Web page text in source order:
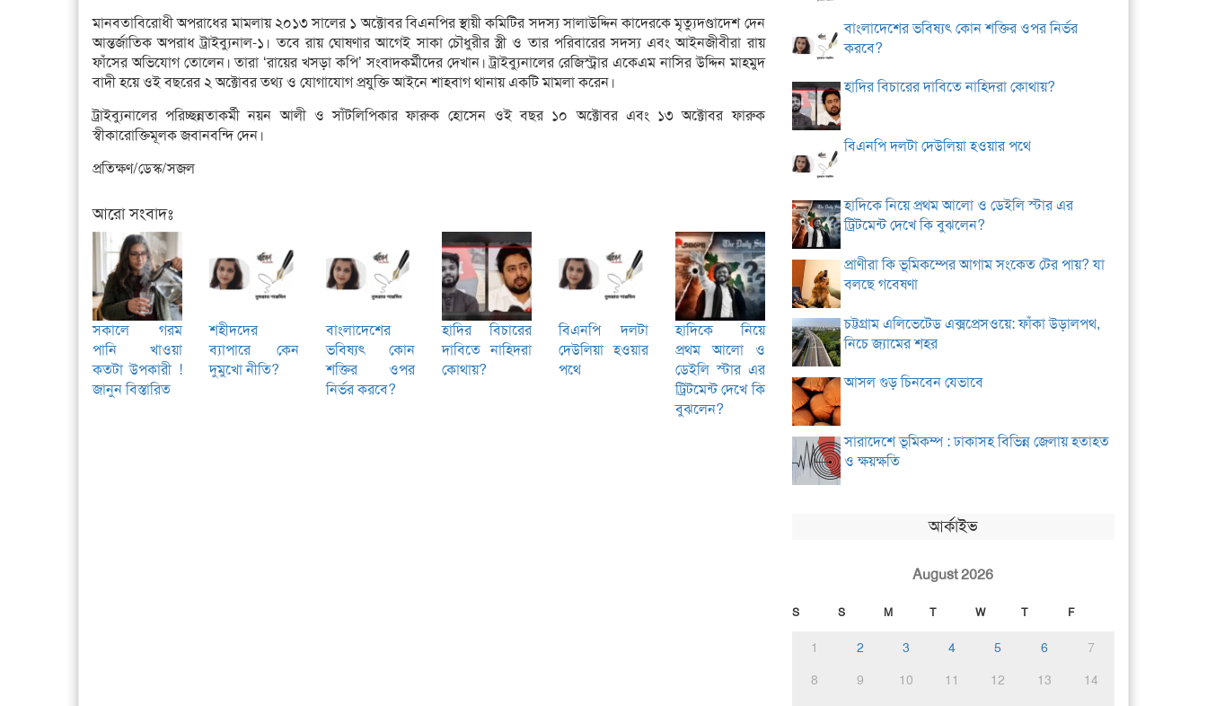
মানবতাবিরোধী অপরাধের মামলায় ২০১৩ সালের ১ অক্টোবর বিএনপির স্থায়ী কমিটির সদস্য সালাউদ্দিন কাদেরকে মৃত্যুদণ্ডাদেশ দেন
আন্তর্জাতিক অপরাধ ট্রাইব্যুনাল-১। তবে রায় ঘোষণার আগেই সাকা চৌধুরীর স্ত্রী ও তার পরিবারের সদস্য এবং আইনজীবীরা রায়
ফাঁসের অভিযোগ তোলেন। তারা ‘রায়ের খসড়া কপি’ সংবাদকর্মীদের দেখান। ট্রাইব্যুনালের রেজিস্ট্রার একেএম নাসির উদ্দিন মাহমুদ
বাদী হয়ে ওই বছরের ২ অক্টোবর তথ্য ও যোগাযোগ প্রযুক্তি আইনে শাহবাগ থানায় একটি মামলা করেন।
ট্রাইব্যুনালের পরিচ্ছন্নতাকর্মী নয়ন আলী ও সাঁটলিপিকার ফারুক হোসেন ওই বছর ১০ অক্টোবর এবং ১৩ অক্টোবর ফারুক
স্বীকারোক্তিমূলক জবানবন্দি দেন।
প্রতিক্ষণ/ডেস্ক/সজল
আরো সংবাদঃ
সকালে গরম
পানি খাওয়া
কতটা উপকারী !
জানুন বিস্তারিত
শহীদদের
ব্যাপারে কেন
দুমুখো নীতি?
বাংলাদেশের
ভবিষ্যৎ কোন
শক্তির ওপর
নির্ভর করবে?
হাদির বিচারের
দাবিতে নাহিদরা
কোথায়?
বিএনপি দলটা
দেউলিয়া হওয়ার
পথে
হাদিকে নিয়ে
প্রথম আলো ও
ডেইলি স্টার এর
ট্রিটমেন্ট দেখে কি
বুঝলেন?
বাংলাদেশের ভবিষ্যৎ কোন শক্তির ওপর নির্ভর
করবে?
হাদির বিচারের দাবিতে নাহিদরা কোথায়?
বিএনপি দলটা দেউলিয়া হওয়ার পথে
হাদিকে নিয়ে প্রথম আলো ও ডেইলি স্টার এর
ট্রিটমেন্ট দেখে কি বুঝলেন?
প্রাণীরা কি ভূমিকম্পের আগাম সংকেত টের পায়? যা
বলছে গবেষণা
চট্টগ্রাম এলিভেটেড এক্সপ্রেসওয়ে: ফাঁকা উড়ালপথ,
নিচে জ্যামের শহর
আসল গুড় চিনবেন যেভাবে
সারাদেশে ভূমিকম্প : ঢাকাসহ বিভিন্ন জেলায় হতাহত
ও ক্ষয়ক্ষতি
আর্কাইভ
August 2026
S S M T W T F
1 2 3 4 5 6
7
8
9 10 11 12 13
14